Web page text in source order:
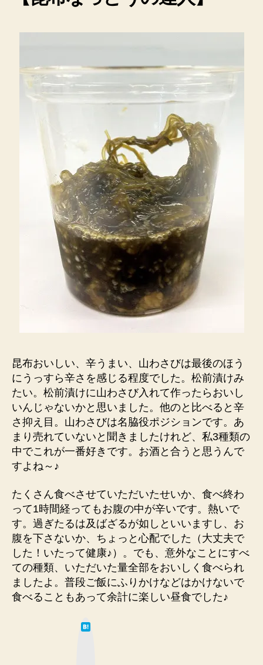
昆布おいしい、辛うまい、山わさびは最後のほう
にうっすら辛さを感じる程度でした。松前漬けみ
たい。松前漬けに山わさび入れて作ったらおいし
いんじゃないかと思いました。他のと比べると辛
さ抑え目。山わさびは名脇役ポジションです。あ
まり売れていないと聞きましたけれど、私3種類の
中でこれが一番好きです。お酒と合うと思うんで
すよね～♪
たくさん食べさせていただいたせいか、食べ終わ
って1時間経ってもお腹の中が辛いです。熱いで
す。過ぎたるは及ばざるが如しといいますし、お
腹を下さないか、ちょっと心配でした（大丈夫で
した！いたって健康♪）。でも、意外なことにすべ
ての種類、いただいた量全部をおいしく食べられ
ましたよ。普段ご飯にふりかけなどはかけないで
食べることもあって余計に楽しい昼食でした♪